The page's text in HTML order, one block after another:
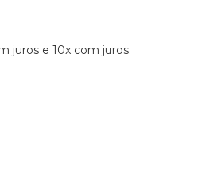
juros e 10x com juros.